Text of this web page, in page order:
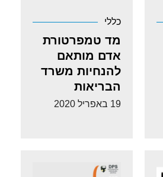
כללי
מד טמפרטורת
אדם מותאם
להנחיות משרד
הבריאות
19 באפריל 2020